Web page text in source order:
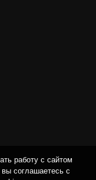
работу с сайтом
соглашаетесь с